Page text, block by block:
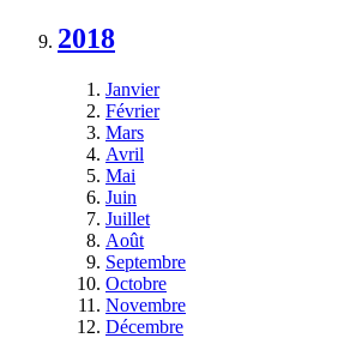
2018
Janvier
Février
Mars
Avril
Mai
Juin
Juillet
Août
Septembre
Octobre
Novembre
Décembre